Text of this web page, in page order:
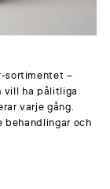
sortimentet –
vill ha pålitliga
varje gång.
behandlingar och